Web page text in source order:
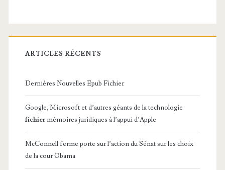
ARTICLES RÉCENTS
Dernières Nouvelles Epub Fichier
Google, Microsoft et d’autres géants de la technologie
fichier mémoires juridiques à l’appui d’Apple
McConnell ferme porte sur l’action du Sénat sur les choix
de la cour Obama